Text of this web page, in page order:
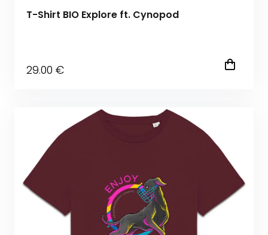
T-Shirt BIO Explore ft. Cynopod
29.00 €